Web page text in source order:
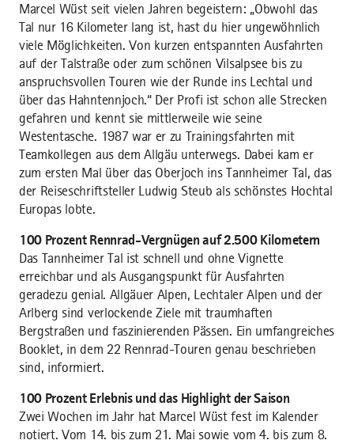
Marcel Wüst seit vielen Jahren begeistern: „Obwohl das
Tal nur 16 Kilometer lang ist, hast du hier ungewöhnlich
viele Möglichkeiten. Von kurzen entspannten Ausfahrten
auf der Talstraße oder zum schönen Vilsalpsee bis zu
anspruchsvollen Touren wie der Runde ins Lechtal und
über das Hahntennjoch.“ Der Profi ist schon alle Strecken
gefahren und kennt sie mittlerweile wie seine
Westentasche. 1987 war er zu Trainingsfahrten mit
Teamkollegen aus dem Allgäu unterwegs. Dabei kam er
zum ersten Mal über das Oberjoch ins Tannheimer Tal, das
der Reiseschriftsteller Ludwig Steub als schönstes Hochtal
Europas lobte.
100 Prozent Rennrad-Vergnügen auf 2.500 Kilometern
Das Tannheimer Tal ist schnell und ohne Vignette
erreichbar und als Ausgangspunkt für Ausfahrten
geradezu genial. Allgäuer Alpen, Lechtaler Alpen und der
Arlberg sind verlockende Ziele mit traumhaften
Bergstraßen und faszinierenden Pässen. Ein umfangreiches
Booklet, in dem 22 Rennrad-Touren genau beschrieben
sind, informiert.
100 Prozent Erlebnis und das Highlight der Saison
Zwei Wochen im Jahr hat Marcel Wüst fest im Kalender
notiert. Vom 14. bis zum 21. Mai sowie vom 4. bis zum 8.